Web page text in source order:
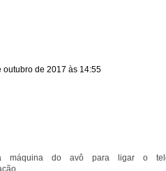
outubro de 2017 às 14:55
do avô para ligar o